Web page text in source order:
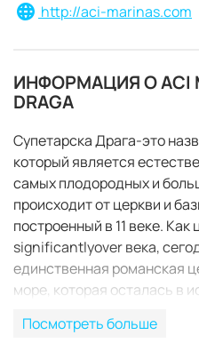
http://aci-marinas.com
ИНФОРМАЦИЯ О ACI
DRAGA
Супетарска Драга-это
который является
самых плодородных и
происходит от церкви и
построенный в 11 веке.
significantlyover века,
единственная романская
море, которая осталась в
поднят старательные руки
Посмотреть больше